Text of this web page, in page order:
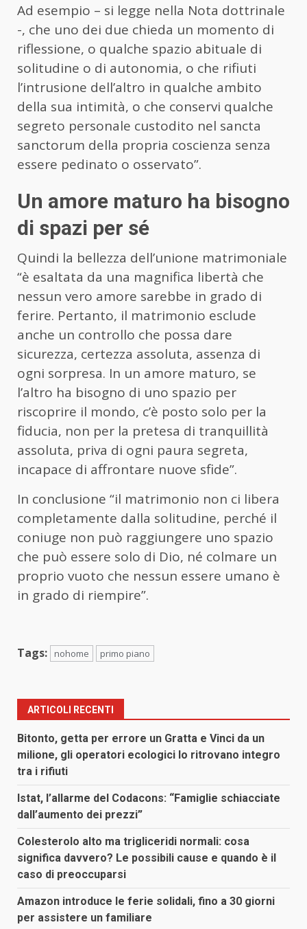
Ad esempio – si legge nella Nota dottrinale
-, che uno dei due chieda un momento di
riflessione, o qualche spazio abituale di
solitudine o di autonomia, o che rifiuti
l’intrusione dell’altro in qualche ambito
della sua intimità, o che conservi qualche
segreto personale custodito nel sancta
sanctorum della propria coscienza senza
essere pedinato o osservato”.
Un amore maturo ha bisogno
di spazi per sé
Quindi la bellezza dell’unione matrimoniale
“è esaltata da una magnifica libertà che
nessun vero amore sarebbe in grado di
ferire. Pertanto, il matrimonio esclude
anche un controllo che possa dare
sicurezza, certezza assoluta, assenza di
ogni sorpresa. In un amore maturo, se
l’altro ha bisogno di uno spazio per
riscoprire il mondo, c’è posto solo per la
fiducia, non per la pretesa di tranquillità
assoluta, priva di ogni paura segreta,
incapace di affrontare nuove sfide”.
In conclusione “il matrimonio non ci libera
completamente dalla solitudine, perché il
coniuge non può raggiungere uno spazio
che può essere solo di Dio, né colmare un
proprio vuoto che nessun essere umano è
in grado di riempire”.
Tags: nohome primo piano
ARTICOLI RECENTI
Bitonto, getta per errore un Gratta e Vinci da un
milione, gli operatori ecologici lo ritrovano integro
tra i rifiuti
Istat, l’allarme del Codacons: “Famiglie schiacciate
dall’aumento dei prezzi”
Colesterolo alto ma trigliceridi normali: cosa
significa davvero? Le possibili cause e quando è il
caso di preoccuparsi
Amazon introduce le ferie solidali, fino a 30 giorni
per assistere un familiare